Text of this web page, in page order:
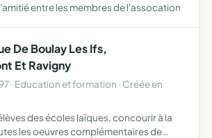
entre les membres de l'assocation
De Boulay Les Ifs,
Et Ravigny
· Education et formation · Créée en
des écoles laïques, concourir à la
les oeuvres complémentaires de